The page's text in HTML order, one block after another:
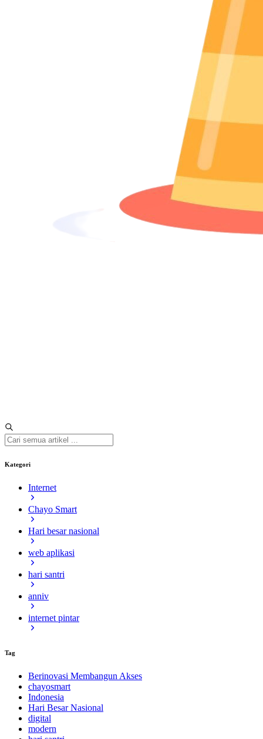
Kategori
Internet
Chayo Smart
Hari besar nasional
web aplikasi
hari santri
anniv
internet pintar
Tag
Berinovasi Membangun Akses
chayosmart
Indonesia
Hari Besar Nasional
digital
modern